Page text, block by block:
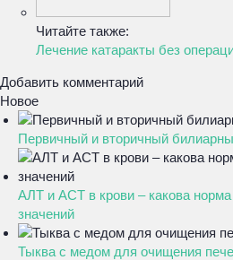
Читайте также:
Лечение катаракты без
Добавить комментарий
Новое
Первичный и вторичный
АЛТ и АСТ в крови – какова
значений
Тыква с медом для очищения